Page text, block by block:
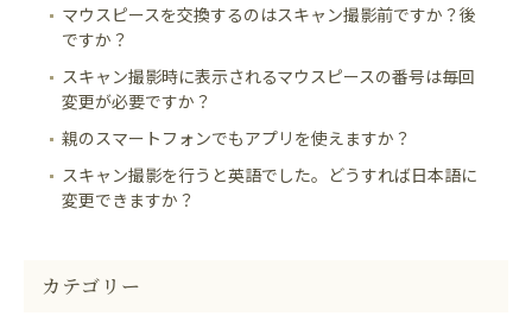
マウスピースを交換するのはスキャン撮影前ですか？後
ですか？
スキャン撮影時に表示されるマウスピースの番号は毎回
変更が必要ですか？
親のスマートフォンでもアプリを使えますか？
スキャン撮影を行うと英語でした。どうすれば日本語に
変更できますか？
カテゴリー